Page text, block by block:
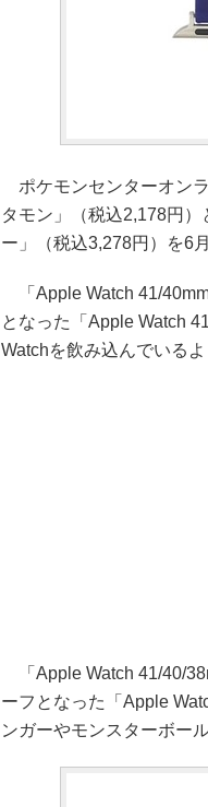
ポケモンセンターオン
タモン」（税込2,178円
ー」（税込3,278円）を6
「Apple Watch 41/
となった「Apple Watch
Watchを飲み込んでいる
「Apple Watch 41/40/
ーフとなった「Apple
ンガーやモンスターボー